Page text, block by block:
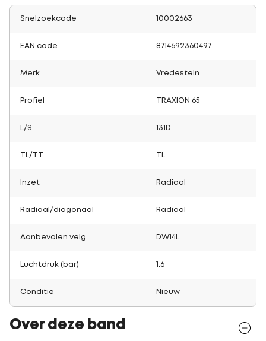
Snelzoekcode 10002663
EAN code 8714692360497
Merk Vredestein
Profiel TRAXION 65
L/S 131D
TL/TT
Inzet Radiaal
Radiaal/diagonaal Radiaal
Aanbevolen velg DW14L
Luchtdruk (bar) 1.6
Conditie Nieuw
Over deze band